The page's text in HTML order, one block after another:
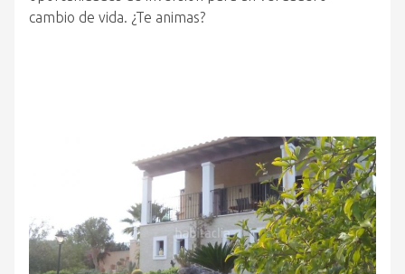
cambio de vida. ¿Te animas?